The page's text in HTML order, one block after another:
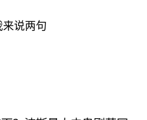
来说两句